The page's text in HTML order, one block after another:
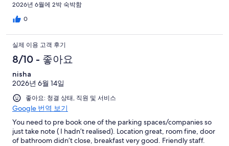
2026년 6월에 2박 숙박함
0
실제 이용 고객 후기
8/10 - 좋아요
nisha
2026년 6월 14일
좋아요: 청결 상태, 직원 및 서비스
Google 번역 보기
You need to pre book one of the parking spaces/companies so
just take note ( I hadn’t realised). Location great, room fine, door
of bathroom didn’t close, breakfast very good. Friendly staff.